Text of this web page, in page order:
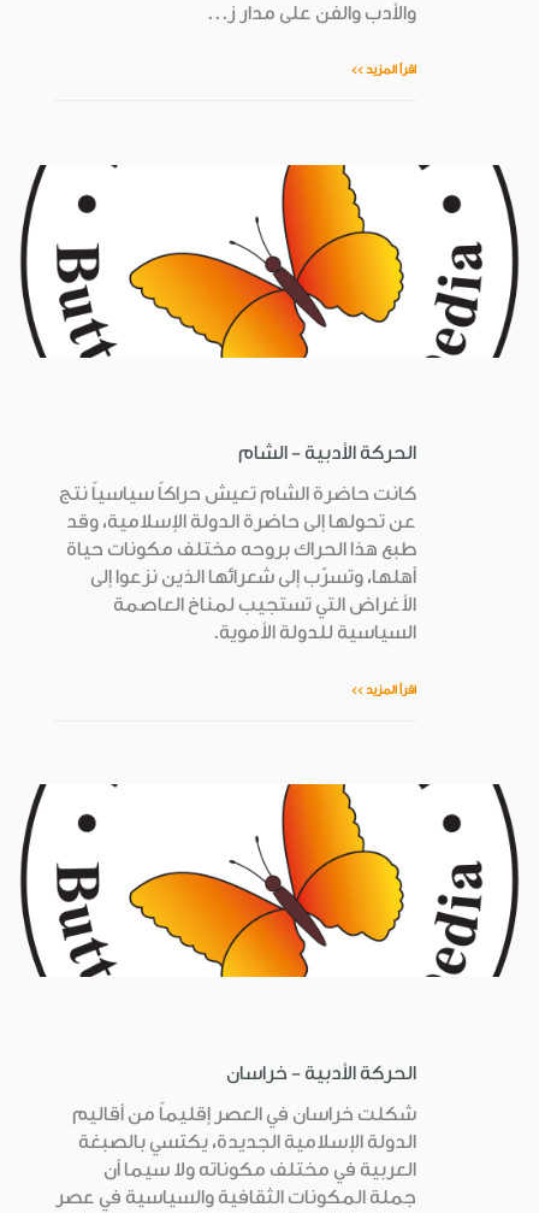
والأدب والفن على مدار ز...
اقرأ المزيد >>
الحركة الأدبية - الشام
كانت حاضرة الشام تعيش حراكاً سياسياً نتج
عن تحولها إلى حاضرة الدولة الإسلامية، وقد
طبع هذا الحراك بروحه مختلف مكونات حياة
أهلها، وتسرّب إلى شعرائها الذين نزعوا إلى
الأغراض التي تستجيب لمناخ العاصمة
السياسية للدولة الأموية.
اقرأ المزيد >>
الحركة الأدبية - خراسان
شكلت خراسان في العصر إقليماً من أقاليم
الدولة الإسلامية الجديدة، يكتسي بالصبغة
العربية في مختلف مكوناته ولا سيما أن
جملة المكونات الثقافية والسياسية في عصر